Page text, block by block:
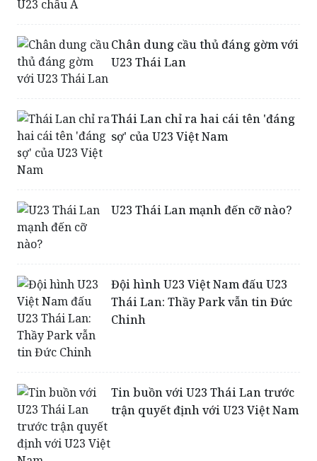
Chân dung cầu thủ đáng gờm với
U23 Thái Lan
Thái Lan chỉ ra hai cái tên 'đáng
sợ' của U23 Việt Nam
U23 Thái Lan mạnh đến cỡ nào?
Đội hình U23 Việt Nam đấu U23
Thái Lan: Thầy Park vẫn tin Đức
Chinh
Tin buồn với U23 Thái Lan trước
trận quyết định với U23 Việt Nam